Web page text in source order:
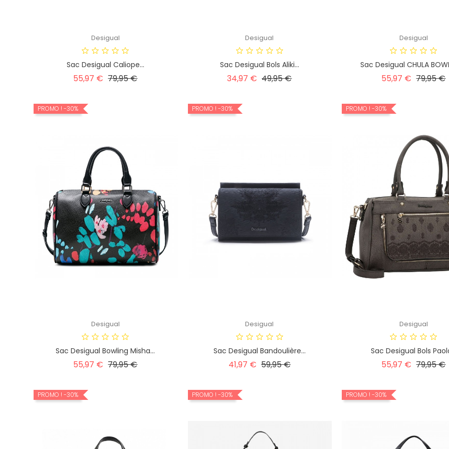
Desigual
Sac Desigual Caliope...
55,97 € Prix
79,95 €Prix
Desigual
Sac Desigual Bols Aliki...
34,97 € Prix
49,95 €Prix
Desigual
Sac Desigual CHULA
55,97 € Prix
79,95 €
PROMO ! -30%
Desigual
Sac Desigual Bowling Misha...
55,97 € Prix
79,95 €Prix
PROMO ! -30%
Desigual
Sac Desigual Bandoulière...
41,97 € Prix
59,95 €Prix
PROMO ! -30%
Desigual
Sac Desigual Bols
55,97 € Prix
79,95 €
PROMO ! -30% PROMO ! -30% PROMO ! -30%